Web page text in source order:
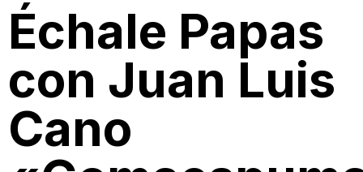
Échale Papas
con Juan Luis
Cano